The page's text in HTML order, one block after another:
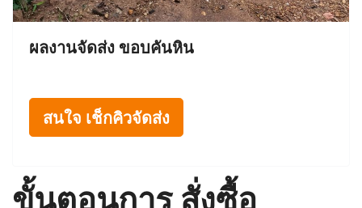
ผลงานจัดส่ง ขอบคันหิน
สนใจ เช็กคิวจัดส่ง